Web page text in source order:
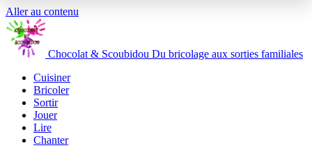
Aller au contenu
Chocolat & Scoubidou Du bricolage aux sorties familiales
Cuisiner
Bricoler
Sortir
Jouer
Lire
Chanter